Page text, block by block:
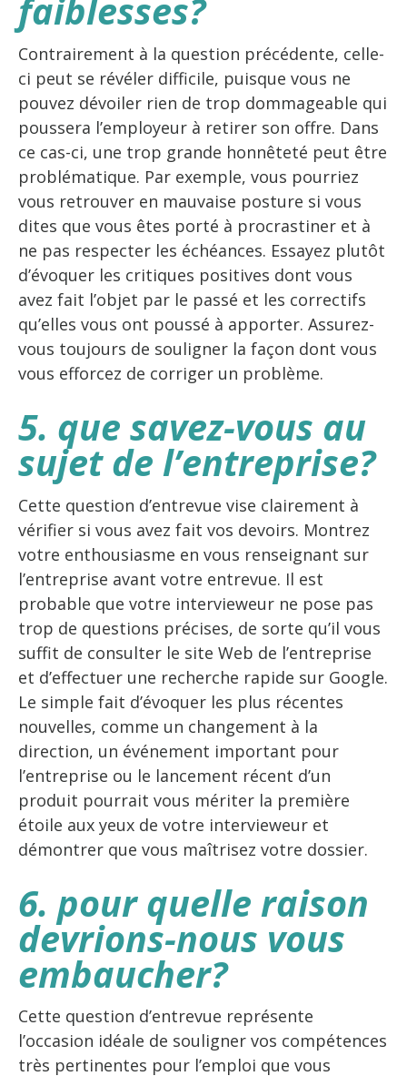
faiblesses?
Contrairement à la question précédente, celle-
ci peut se révéler difficile, puisque vous ne
pouvez dévoiler rien de trop dommageable qui
poussera l’employeur à retirer son offre. Dans
ce cas-ci, une trop grande honnêteté peut être
problématique. Par exemple, vous pourriez
vous retrouver en mauvaise posture si vous
dites que vous êtes porté à procrastiner et à
ne pas respecter les échéances. Essayez plutôt
d’évoquer les critiques positives dont vous
avez fait l’objet par le passé et les correctifs
qu’elles vous ont poussé à apporter. Assurez-
vous toujours de souligner la façon dont vous
vous efforcez de corriger un problème.
5. que savez-vous au
sujet de l’entreprise?
Cette question d’entrevue vise clairement à
vérifier si vous avez fait vos devoirs. Montrez
votre enthousiasme en vous renseignant sur
l’entreprise avant votre entrevue. Il est
probable que votre intervieweur ne pose pas
trop de questions précises, de sorte qu’il vous
suffit de consulter le site Web de l’entreprise
et d’effectuer une recherche rapide sur Google.
Le simple fait d’évoquer les plus récentes
nouvelles, comme un changement à la
direction, un événement important pour
l’entreprise ou le lancement récent d’un
produit pourrait vous mériter la première
étoile aux yeux de votre intervieweur et
démontrer que vous maîtrisez votre dossier.
6. pour quelle raison
devrions-nous vous
embaucher?
Cette question d’entrevue représente
l’occasion idéale de souligner vos compétences
très pertinentes pour l’emploi que vous